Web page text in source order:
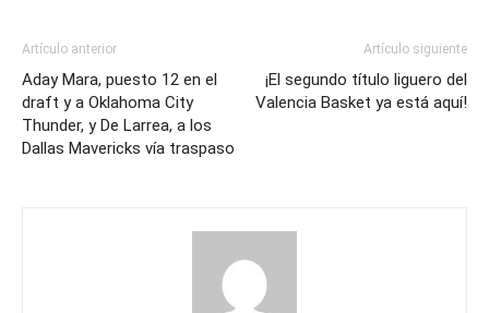
Artículo anterior
Aday Mara, puesto 12 en el
draft y a Oklahoma City
Thunder, y De Larrea, a los
Dallas Mavericks vía traspaso
Artículo siguiente
¡El segundo título liguero del
Valencia Basket ya está aquí!